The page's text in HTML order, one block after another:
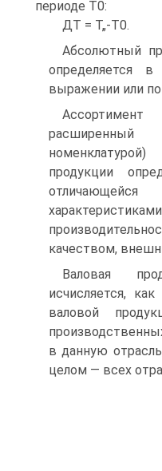
периоде Т0:
ДТ = Т„-Т0.
Абсолютный
определяется в
выражении или
продукции
отличающейся
качеством,
Валовая
исчисляется,
валовой
в данную
целом — всех